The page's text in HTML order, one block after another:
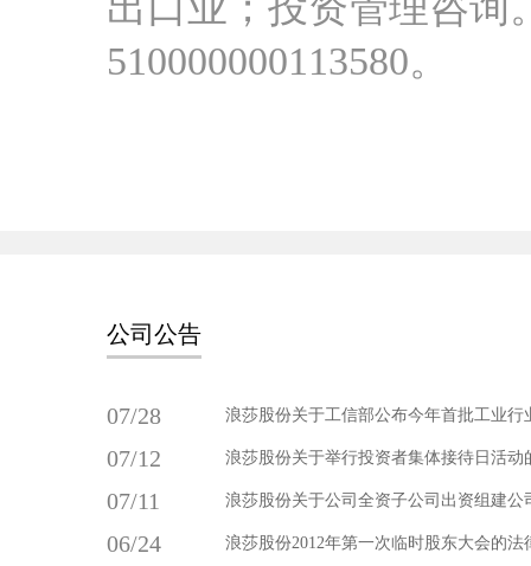
510000000113580。
公司公告
07/28 浪莎股份关于工信部公布今年首批工业行业淘汰落后产
07/12 浪莎股份关于举行投资者集体接待日活动
07/11 浪莎股份关于公司全资子公司出资组建公
06/24 浪莎股份2012年第一次临时股东大会的法